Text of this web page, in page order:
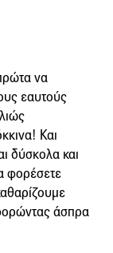
να
εαυτούς
Και
δύσκολα και
φορέσετε
άσπρα